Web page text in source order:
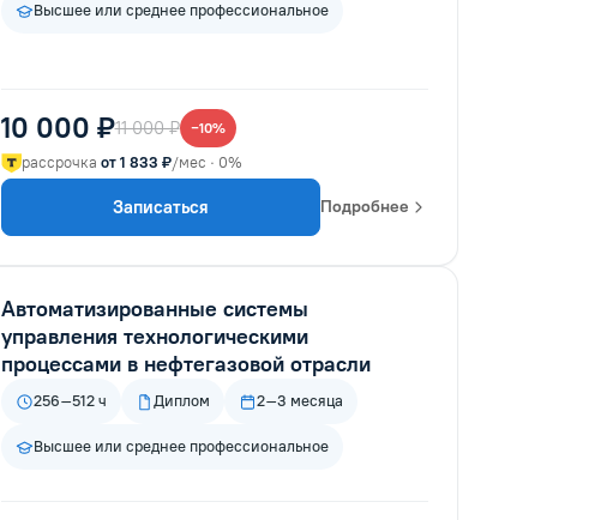
Высшее или среднее профессиональное
10 000 ₽11 000 ₽ −10%
рассрочка от 1 833 ₽/мес · 0%
Записаться Подробнее
Автоматизированные системы
управления технологическими
процессами в нефтегазовой отрасли
256–512 ч Диплом 2–3 месяца
Высшее или среднее профессиональное